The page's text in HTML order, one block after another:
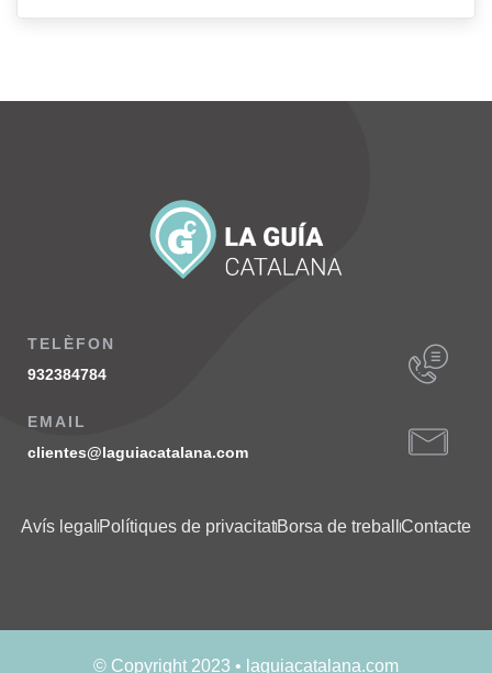
TELÈFON
932384784
EMAIL
clientes@laguiacatalana.com
Avís legal Polítiques de privacitatBorsa de treball Contacte
© Copyright 2023 • laguiacatalana.com